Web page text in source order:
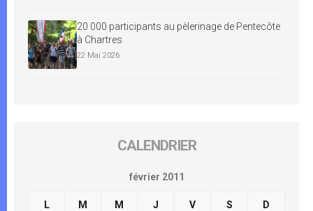
20 000 participants au pèlerinage de Pentecôte
à Chartres
22 Mai 2026
CALENDRIER
février 2011
L M M J V S D